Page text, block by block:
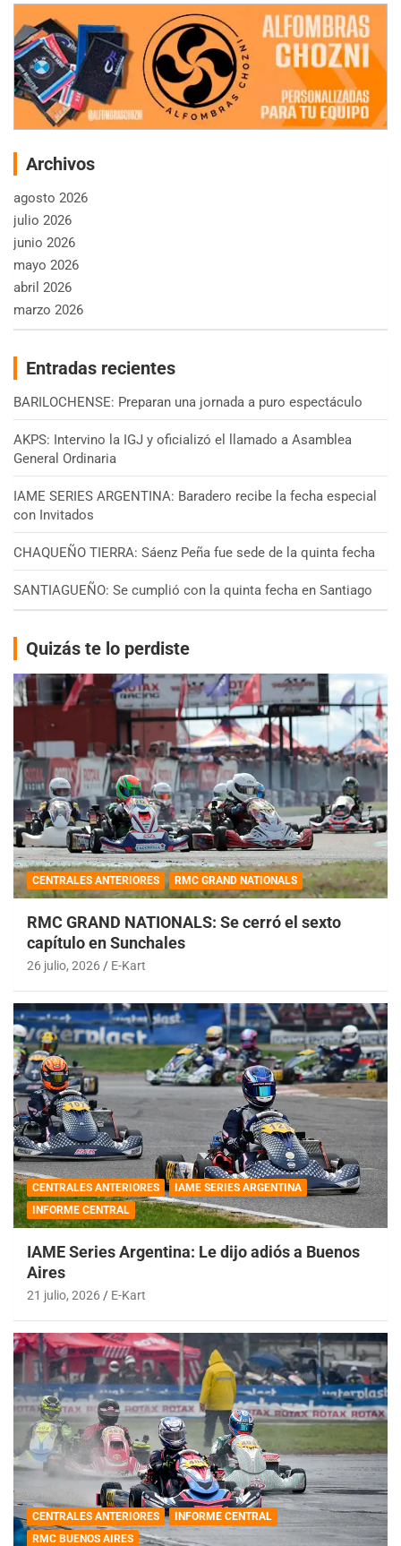
Archivos
agosto 2026
julio 2026
junio 2026
mayo 2026
abril 2026
marzo 2026
Entradas recientes
BARILOCHENSE: Preparan una jornada a puro espectáculo
AKPS: Intervino la IGJ y oficializó el llamado a Asamblea
General Ordinaria
IAME SERIES ARGENTINA: Baradero recibe la fecha especial
con Invitados
CHAQUEÑO TIERRA: Sáenz Peña fue sede de la quinta fecha
SANTIAGUEÑO: Se cumplió con la quinta fecha en Santiago
Quizás te lo perdiste
CENTRALES ANTERIORES RMC GRAND NATIONALS
RMC GRAND NATIONALS: Se cerró el sexto
capítulo en Sunchales
26 julio, 2026 E-Kart
CENTRALES ANTERIORES
IAME SERIES ARGENTINA
INFORME CENTRAL
IAME Series Argentina: Le dijo adiós a Buenos
Aires
21 julio, 2026 E-Kart
CENTRALES ANTERIORES
INFORME CENTRAL
RMC BUENOS AIRES